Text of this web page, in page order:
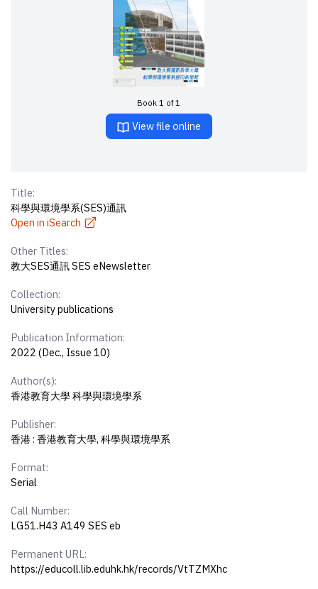
Book 1 of 1
View file online
Title:
科學與環境學系(SES)通訊
Open in iSearch
Other Titles:
教大SES通訊 SES eNewsletter
Collection:
University publications
Publication Information:
2022 (Dec., Issue 10)
Author(s):
香港教育大學 科學與環境學系
Publisher:
香港 : 香港教育大學, 科學與環境學系
Format:
Serial
Call Number:
LG51.H43 A149 SES eb
Permanent URL:
https://educoll.lib.eduhk.hk/records/VtTZMXhc